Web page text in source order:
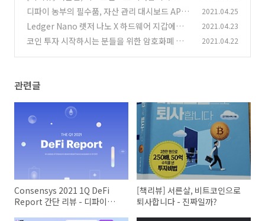
짜일까? (1)
디파이 농부의 필수품, 자산 관리 대시보드 APE
BOARD
(0)
2021.04.25
Ledger Nano 렛저 나노 X 하드웨어 지갑에서 B
SC 토큰 사용하는 법
(0)
2021.04.23
코인 투자 시작하시는 분들을 위한 암호화폐 거래
2021.04.22
관련글
Consensys 2021 1Q DeFi
Report 간단 리뷰 - 디파이가
[책리뷰] 서른살, 비트코인으로
퇴사합니다 - 진짜일까?